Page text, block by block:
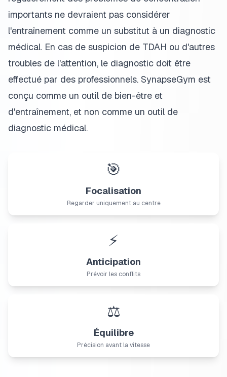
importants ne devraient pas considérer
l'entraînement comme un substitut à un diagnostic
médical. En cas de suspicion de TDAH ou d'autres
troubles de l'attention, le diagnostic doit être
effectué par des professionnels. SynapseGym est
conçu comme un outil de bien-être et
d'entraînement, et non comme un outil de
diagnostic médical.
🎯
Focalisation
Regarder uniquement au centre
⚡
Anticipation
Prévoir les conflits
⚖️
Équilibre
Précision avant la vitesse